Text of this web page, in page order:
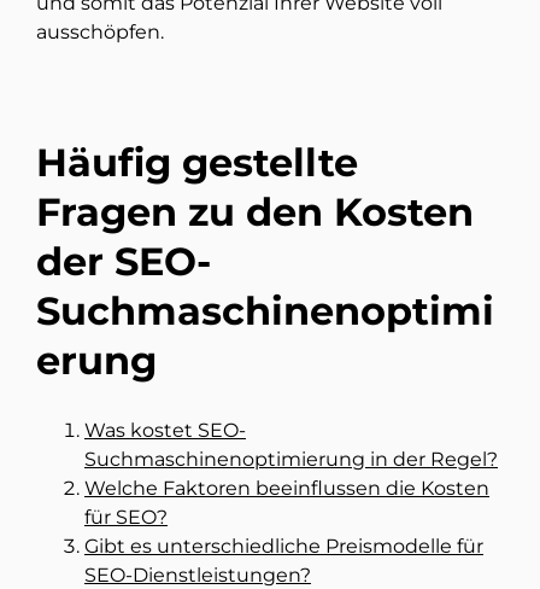
ausschöpfen.
Häufig gestellte
Fragen zu den Kosten
der SEO-
Suchmaschinenoptimi
erung
Was kostet SEO-
Suchmaschinenoptimierung in der Regel?
Welche Faktoren beeinflussen die Kosten
für SEO?
Gibt es unterschiedliche Preismodelle für
SEO-Dienstleistungen?